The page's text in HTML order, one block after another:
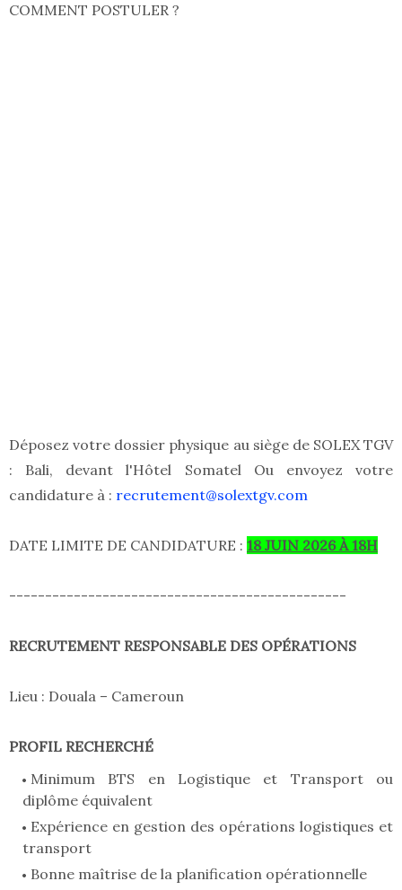
COMMENT POSTULER ?
Déposez votre dossier physique au siège de SOLEX TGV
: Bali, devant l'Hôtel Somatel Ou envoyez votre
candidature à : recrutement@solextgv.com
DATE LIMITE DE CANDIDATURE : 18 JUIN 2026 À 18H
-----------------------------------------------
RECRUTEMENT RESPONSABLE DES OPÉRATIONS
Lieu : Douala – Cameroun
PROFIL RECHERCHÉ
Minimum BTS en Logistique et Transport ou
diplôme équivalent
Expérience en gestion des opérations logistiques et
transport
Bonne maîtrise de la planification opérationnelle